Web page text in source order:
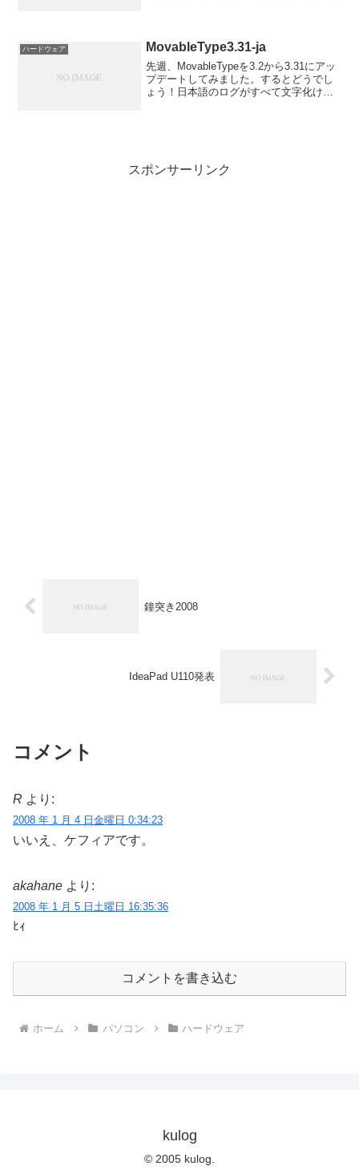
ハードウェア MovableType3.31-ja
先週、MovableTypeを3.2から3.31にアッ
プデートしてみました。するとどうでし
ょう！日本語のログがすべて文字化けし
スポンサーリンク
鐘突き2008
IdeaPad U110発表
コメント
R より:
2008 年 1 月 4 日金曜日 0:34:23
いいえ、ケフィアです。
akahane より:
2008 年 1 月 5 日土曜日 16:35:36
ﾋｨ
コメントを書き込む
ホーム パソコン ハードウェア
kulog
© 2005 kulog.